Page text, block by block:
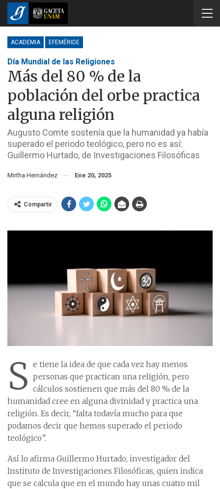
ACADEMIA EFEMÉRIDE
Día Mundial de las Religiones
Más del 80 % de la
población del orbe practica
alguna religión
Augusto Comte sostenía que la humanidad ya había
superado el periodo teológico, pero no es así:
Guillermo Hurtado, de Investigaciones Filosóficas
Mirtha Hernández Ene 20, 2025
Compartir
S e tiene la idea de que cada vez hay menos
personas que practican una religión, pero
cálculos sostienen que más del 80 % de la
humanidad cree en alguna divinidad y practica una
religión. Es decir, “falta todavía mucho para que
podamos decir que hemos superado el periodo
teológico”.
Así lo afirma Guillermo Hurtado, investigador del
Instituto de Investigaciones Filosóficas, quien indica
que se calcula que en el mundo hay unas cuatro mil